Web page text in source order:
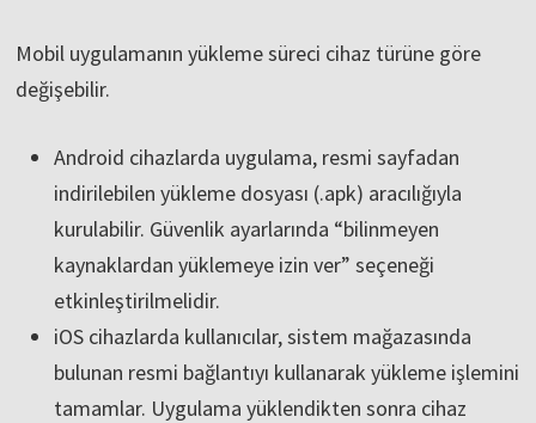
Mobil uygulamanın yükleme süreci cihaz türüne göre
değişebilir.
Android cihazlarda uygulama, resmi sayfadan
indirilebilen yükleme dosyası (.apk) aracılığıyla
kurulabilir. Güvenlik ayarlarında “bilinmeyen
kaynaklardan yüklemeye izin ver” seçeneği
etkinleştirilmelidir.
iOS cihazlarda kullanıcılar, sistem mağazasında
bulunan resmi bağlantıyı kullanarak yükleme işlemini
tamamlar. Uygulama yüklendikten sonra cihaz